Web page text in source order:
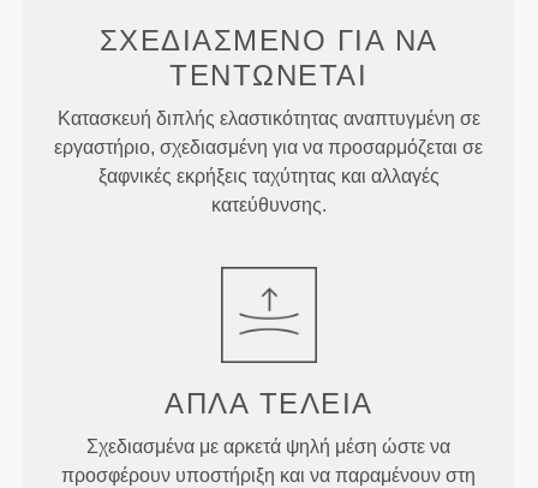
ΣΧΕΔΙΑΣΜΈΝΟ ΓΙΑ ΝΑ
ΤΕΝΤΏΝΕΤΑΙ
Κατασκευή διπλής ελαστικότητας αναπτυγμένη σε
εργαστήριο, σχεδιασμένη για να προσαρμόζεται σε
ξαφνικές εκρήξεις ταχύτητας και αλλαγές
κατεύθυνσης.
ΑΠΛΆ ΤΈΛΕΙΑ
Σχεδιασμένα με αρκετά ψηλή μέση ώστε να
προσφέρουν υποστήριξη και να παραμένουν στη